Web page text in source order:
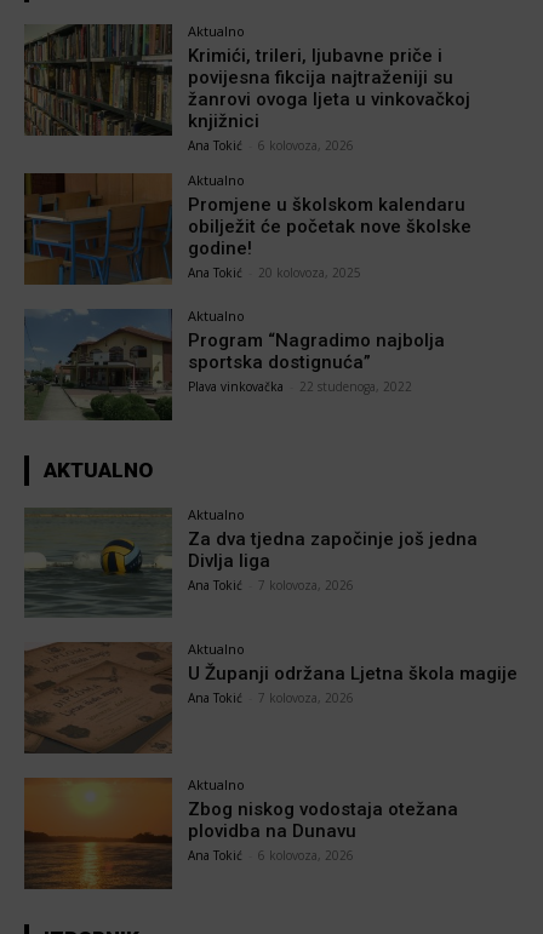
Aktualno
Krimići, trileri, ljubavne priče i
povijesna fikcija najtraženiji su
žanrovi ovoga ljeta u vinkovačkoj
knjižnici
Ana Tokić 6 kolovoza, 2026
Aktualno
Promjene u školskom kalendaru
obilježit će početak nove školske
godine!
Ana Tokić 20 kolovoza, 2025
Aktualno
Program “Nagradimo najbolja
sportska dostignuća”
Plava vinkovačka 22 studenoga, 2022
AKTUALNO
Aktualno
Za dva tjedna započinje još jedna
Divlja liga
Ana Tokić 7 kolovoza, 2026
Aktualno
U Županji održana Ljetna škola magije
Ana Tokić 7 kolovoza, 2026
Aktualno
Zbog niskog vodostaja otežana
plovidba na Dunavu
Ana Tokić 6 kolovoza, 2026